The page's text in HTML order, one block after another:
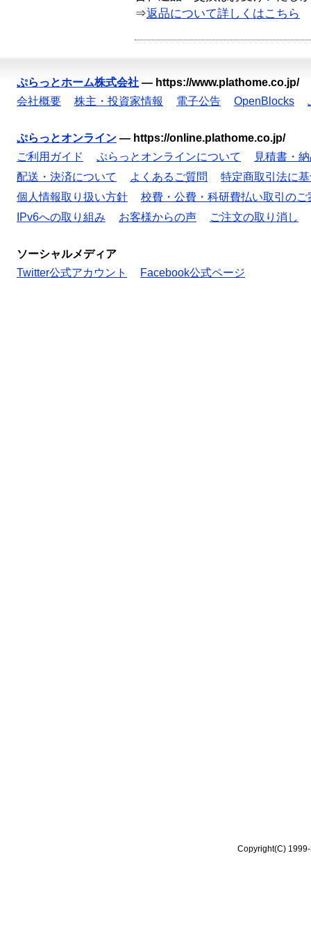
⇒返品について詳しくはこちら
ぷらっとホーム株式会社 — https://www.plathome.co.jp/
会社概要
株主・投資家情報 電子公告 OpenBlocks
ぷらっとオンライン — https://online.plathome.co.jp/
ご利用ガイド
ぷらっとオンラインについて
見積書・
配送・決済について
よくあるご質問
特定商取引法に
個人情報取り扱い方針
校費・公費・科研費払い取引のご
IPv6への取り組み
お客様からの声 ご注文の取り消し
ソーシャルメディア
Twitter公式アカウント
Facebook公式ページ
Copyright(C)